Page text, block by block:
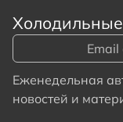
Еженедельная
новостей и